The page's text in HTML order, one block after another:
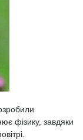
фізику, завдяки